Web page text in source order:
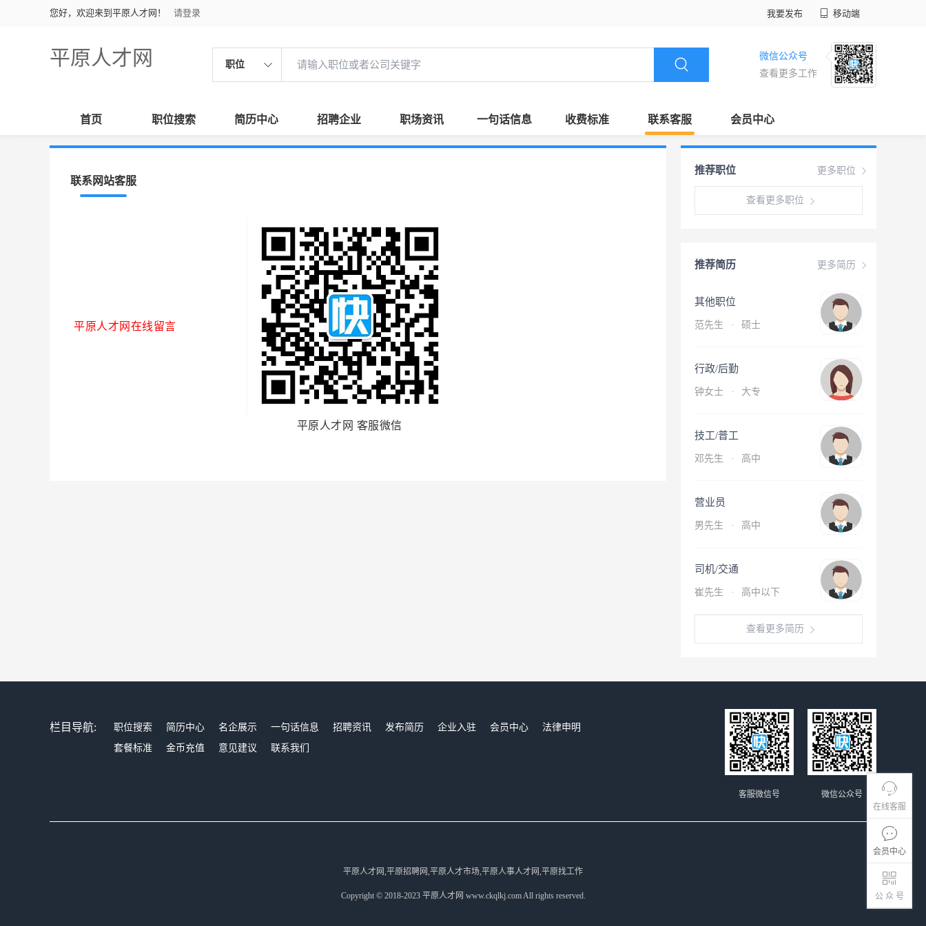
您好，欢迎来到平原人才网！ 请登录 我要发布 移动端
平原人才网 职位
微信公众号
查看更多工作
首页 职位搜索 简历中心 招聘企业 职场资讯 一句话信息 收费标准 联系客服 会员中心
在线客服
会员中心
公 众 号
联系网站客服
平原人才网在线留言
平原人才网 客服微信
更多职位
推荐职位
查看更多职位
更多简历
推荐简历
其他职位
范先生 · 硕士
行政/后勤
钟女士 · 大专
技工/普工
邓先生 · 高中
营业员
男先生 · 高中
司机/交通
崔先生 · 高中以下
查看更多简历
栏目导航: 职位搜索 简历中心 名企展示 一句话信息 招聘资讯 发布简历 企业入驻 会员中心
法律申明
套餐标准
金币充值 意见建议 联系我们
微信公众号
客服微信号
平原人才网,平原招聘网,平原人才市场,平原人事人才网,平原找工作
Copyright © 2018-2023 平原人才网 www.ckqlkj.com All rights reserved.